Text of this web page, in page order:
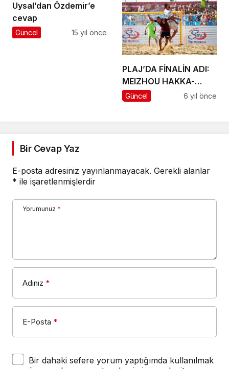
Uysal’dan Özdemir’e
cevap
Güncel 15 yıl önce
PLAJ’DA FİNALİN ADI:
MEIZHOU HAKKA-
FLAMENGO
Güncel 6 yıl önce
Bir Cevap Yaz
E-posta adresiniz yayınlanmayacak. Gerekli alanlar
* ile işaretlenmişlerdir
Yorumunuz *
Adınız *
E-Posta *
Bir dahaki sefere yorum yaptığımda kullanılmak